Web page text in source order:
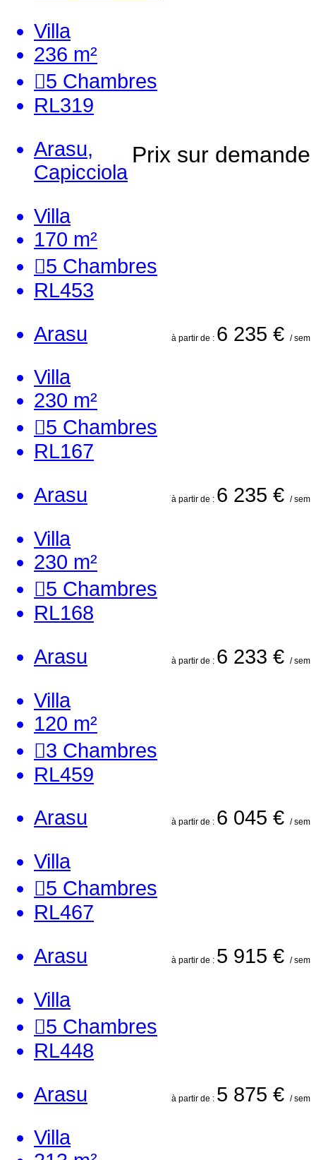
Villa
236 m²
5 Chambres
RL319
Prix sur demande
Arasu,
Capicciola
Villa
170 m²
5 Chambres
RL453
à partir de : 6 235 € / sem
Arasu
Villa
230 m²
5 Chambres
RL167
à partir de : 6 235 € / sem
Arasu
Villa
230 m²
5 Chambres
RL168
à partir de : 6 233 € / sem
Arasu
Villa
120 m²
3 Chambres
RL459
à partir de : 6 045 € / sem
Arasu
Villa
5 Chambres
RL467
à partir de : 5 915 € / sem
Arasu
Villa
5 Chambres
RL448
à partir de : 5 875 € / sem
Arasu
Villa